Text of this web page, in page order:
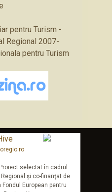
pentru Turism -
Regional 2007-
pentru Turism
selectat în cadrul
şi co-finanţat de
European pentru